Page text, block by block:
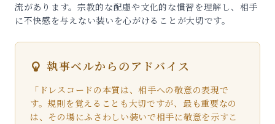
流があります。宗教的な配慮や文化的な慣習を理解し、相手
に不快感を与えない装いを心がけることが大切です。
執事ベルからのアドバイス
「ドレスコードの本質は、相手への敬意の表現で
す。規則を覚えることも大切ですが、最も重要なの
は、その場にふさわしい装いで相手に敬意を示すこ